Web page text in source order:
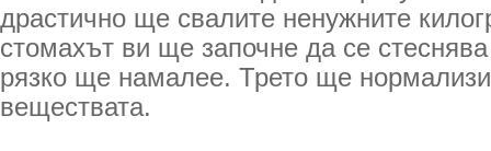
драстично ще свалите ненужните
стомахът ви ще започне да се
рязко ще намалее. Трето ще
веществата.